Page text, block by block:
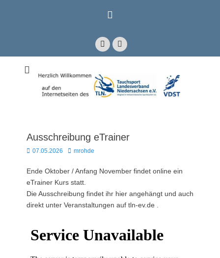
FacebookE-
Mail
Tauchsport
Landesverband
Ausschreibung eTrainer
Posted
07.05.2026 Autor
mrohde
Ende Oktober / Anfang November findet online ein
eTrainer Kurs statt.
Die Ausschreibung findet ihr hier angehängt und auch
direkt unter Veranstaltungen auf tln-ev.de .